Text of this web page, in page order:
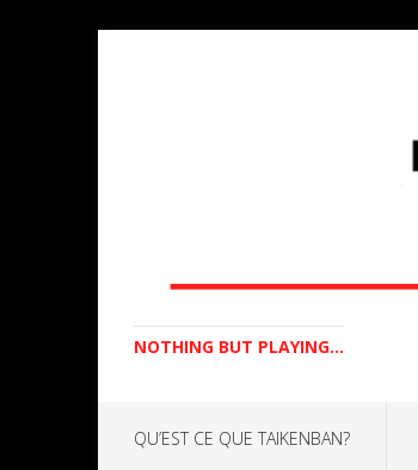
NOTHING BUT PLAYING...
QU’EST CE QUE TAIKENBAN?